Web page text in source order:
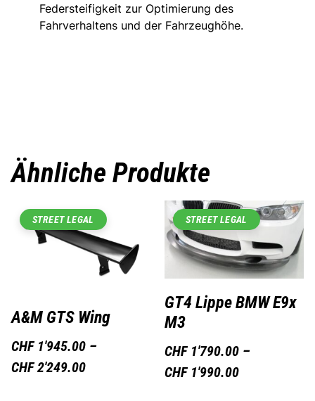
Federsteifigkeit zur Optimierung des
Fahrverhaltens und der Fahrzeughöhe.
Ähnliche Produkte
STREET LEGAL
A&M GTS Wing
CHF1'945.00 –
CHF2'249.00
STREET LEGAL
GT4 Lippe BMW E9x
M3
CHF1'790.00 –
CHF1'990.00